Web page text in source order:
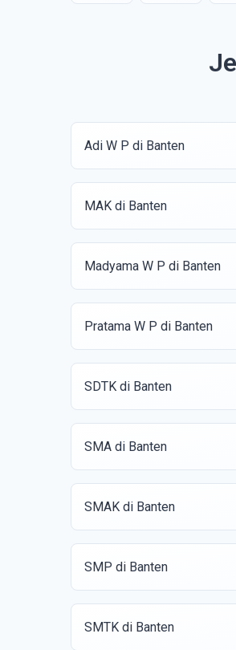
Adi W P di Banten
MAK di Banten
Madyama W P di Banten
Pratama W P di Banten
SDTK di Banten
SMA di Banten
SMAK di Banten
SMP di Banten
SMTK di Banten